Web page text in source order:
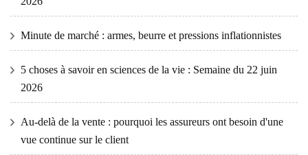
Minute de marché : armes, beurre et pressions inflationnistes
5 choses à savoir en sciences de la vie : Semaine du 22 juin
2026
Au-delà de la vente : pourquoi les assureurs ont besoin d'une
vue continue sur le client